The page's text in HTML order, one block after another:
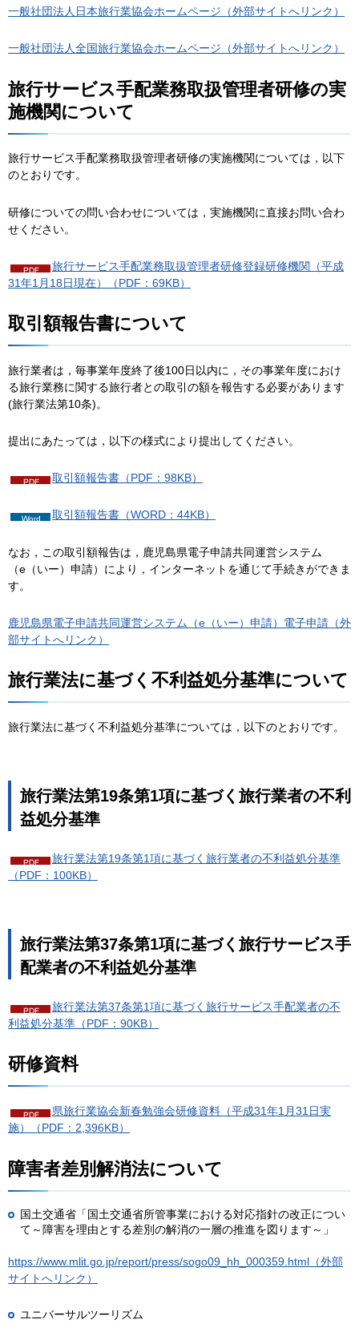
一般社団法人日本旅行業協会ホームページ（外部サイトへリンク）
一般社団法人全国旅行業協会ホームページ（外部サイトへリンク）
旅行サービス手配業務取扱管理者研修の実
施機関について
旅行サービス手配業務取扱管理者研修の実施機関については，以下
のとおりです。
研修についての問い合わせについては，実施機関に直接お問い合わ
せください。
旅行サービス手配業務取扱管理者研修登録研修機関（平成
31年1月18日現在）（PDF：69KB）
取引額報告書について
旅行業者は，毎事業年度終了後100日以内に，その事業年度におけ
る旅行業務に関する旅行者との取引の額を報告する必要があります
(旅行業法第10条)。
提出にあたっては，以下の様式により提出してください。
取引額報告書（PDF：98KB）
取引額報告書（WORD：44KB）
なお，この取引額報告は，鹿児島県電子申請共同運営システム
（e（いー）申請）により，インターネットを通じて手続きができま
す。
鹿児島県電子申請共同運営システム（e（いー）申請）電子申請（外
部サイトへリンク）
旅行業法に基づく不利益処分基準について
旅行業法に基づく不利益処分基準については，以下のとおりです。
旅行業法第19条第1項に基づく旅行業者の不利
益処分基準
旅行業法第19条第1項に基づく旅行業者の不利益処分基準
（PDF：100KB）
旅行業法第37条第1項に基づく旅行サービス手
配業者の不利益処分基準
旅行業法第37条第1項に基づく旅行サービス手配業者の不
利益処分基準（PDF：90KB）
研修資料
県旅行業協会新春勉強会研修資料（平成31年1月31日実
施）（PDF：2,396KB）
障害者差別解消法について
国土交通省「国土交通省所管事業における対応指針の改正につい
て～障害を理由とする差別の解消の一層の推進を図ります～」
https://www.mlit.go.jp/report/press/sogo09_hh_000359.html（外部
サイトへリンク）
ユニバーサルツーリズム